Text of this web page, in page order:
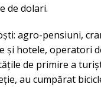
de dolari.
agro-pensiuni,
și hotele, operatori
de primire a
au cumpărat